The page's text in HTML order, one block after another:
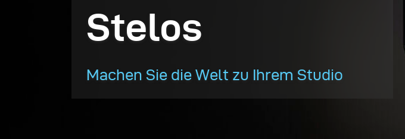
Stelos
Machen Sie die Welt zu Ihrem Studio